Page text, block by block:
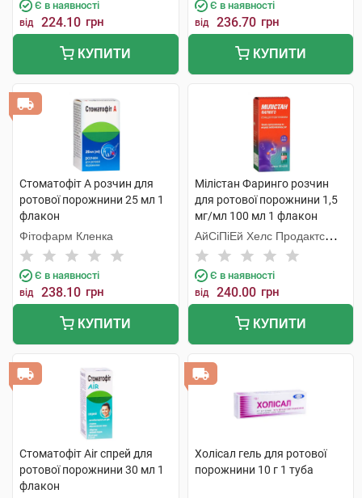
Є в наявності
від 224.10 грн
КУПИТИ
Є в наявності
від 236.70 грн
КУПИТИ
Стоматофіт А розчин для
ротової порожнини 25 мл 1
флакон
Фітофарм Кленка
Є в наявності
від 238.10 грн
КУПИТИ
Мілістан Фаринго розчин
для ротової порожнини 1,5
мг/мл 100 мл 1 флакон
АйСіПіЕй Хелс Продактc
Лімітед
Є в наявності
від 240.00 грн
КУПИТИ
Стоматофіт Air спрей для
ротової порожнини 30 мл 1
флакон
Холісал гель для ротової
порожнини 10 г 1 туба